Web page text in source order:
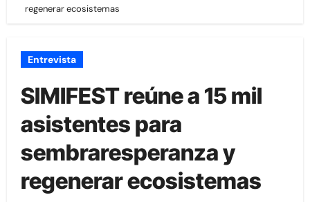
regenerar ecosistemas
Entrevista
SIMIFEST reúne a 15 mil
asistentes para
sembraresperanza y
regenerar ecosistemas